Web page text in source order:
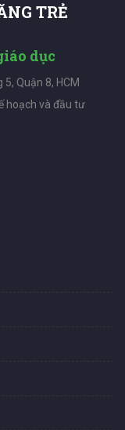
TRẺ
dục
Quận 8, HCM
hoạch và đầu tư